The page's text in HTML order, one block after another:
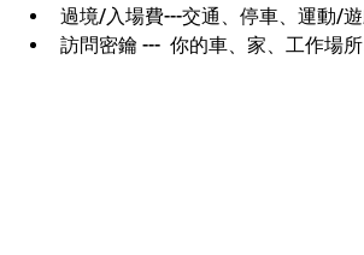
過境/入場費---交通、停車、運動/
訪問密鑰 ---  你的車、家、工作場